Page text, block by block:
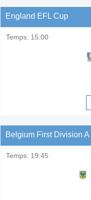
England EFL Cup
Temps: 15:00
Belgium First Division A
Temps: 19:45